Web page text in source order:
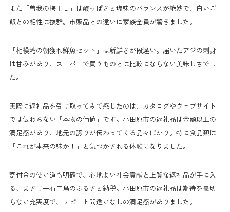
また「曽我の梅干し」は酸っぱさと塩味のバランスが絶妙で、白いご
飯との相性は抜群。市販品との違いに家族全員が驚きました。
「相模湾の朝獲れ鮮魚セット」は新鮮さが段違い。届いたアジの刺身
は甘みがあり、スーパーで買うものとは比較にならない美味しさでし
た。
実際に返礼品を受け取ってみて感じたのは、カタログやウェブサイト
では伝わらない「本物の価値」です。小田原市の返礼品は金額以上の
満足感があり、地元の誇りが伝わってくる品々ばかり。特に食品類は
「これが本来の味か！」と気づかされる体験になりました。
寄付金の使い道も明確で、心地よい社会貢献と上質な返礼品が手に入
る、まさに一石二鳥のふるさと納税。小田原市の返礼品は期待を裏切
らない充実度で、リピート間違いなしの満足感がありました。